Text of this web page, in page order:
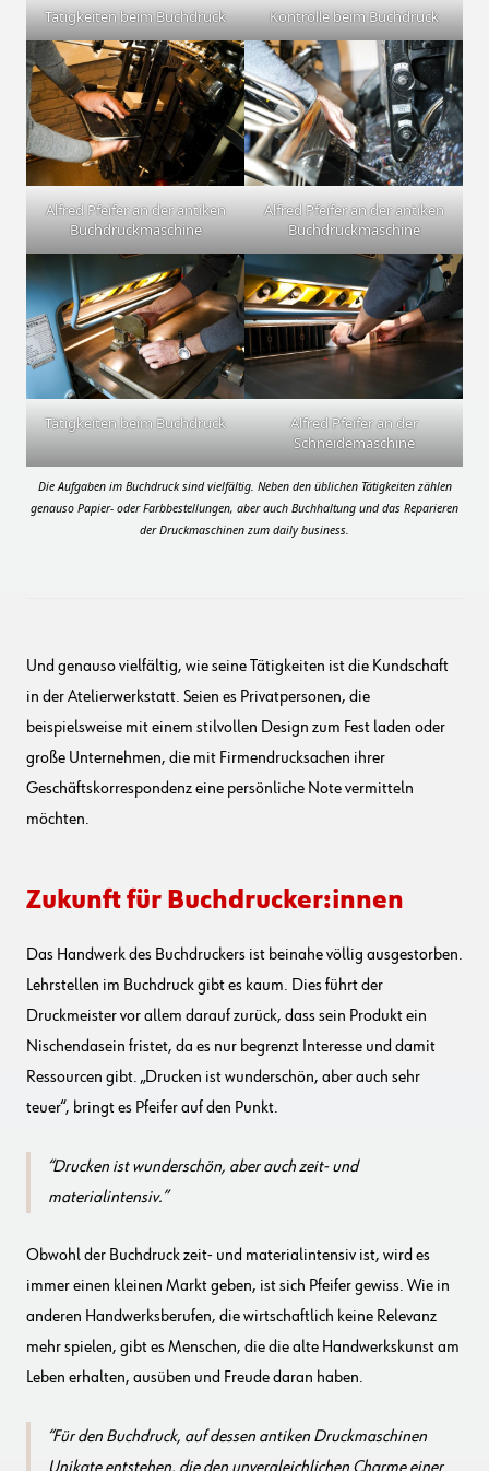
Tätigkeiten beim Buchdruck Kontrolle beim Buchdruck
Alfred Pfeifer an der antiken
Buchdruckmaschine
Alfred Pfeifer an der antiken
Buchdruckmaschine
Tätigkeiten beim Buchdruck
Alfred Pfeifer an der
Schneidemaschine
Die Aufgaben im Buchdruck sind vielfältig. Neben den üblichen Tätigkeiten zählen
genauso Papier- oder Farbbestellungen, aber auch Buchhaltung und das Reparieren
der Druckmaschinen zum daily business.
Und genauso vielfältig, wie seine Tätigkeiten ist die Kundschaft
in der Atelierwerkstatt. Seien es Privatpersonen, die
beispielsweise mit einem stilvollen Design zum Fest laden oder
große Unternehmen, die mit Firmendrucksachen ihrer
Geschäftskorrespondenz eine persönliche Note vermitteln
möchten.
Zukunft für Buchdrucker:innen
Das Handwerk des Buchdruckers ist beinahe völlig ausgestorben.
Lehrstellen im Buchdruck gibt es kaum. Dies führt der
Druckmeister vor allem darauf zurück, dass sein Produkt ein
Nischendasein fristet, da es nur begrenzt Interesse und damit
Ressourcen gibt. „Drucken ist wunderschön, aber auch sehr
teuer“, bringt es Pfeifer auf den Punkt.
Drucken ist wunderschön, aber auch zeit- und
materialintensiv.
Obwohl der Buchdruck zeit- und materialintensiv ist, wird es
immer einen kleinen Markt geben, ist sich Pfeifer gewiss. Wie in
anderen Handwerksberufen, die wirtschaftlich keine Relevanz
mehr spielen, gibt es Menschen, die die alte Handwerkskunst am
Leben erhalten, ausüben und Freude daran haben.
Für den Buchdruck, auf dessen antiken Druckmaschinen